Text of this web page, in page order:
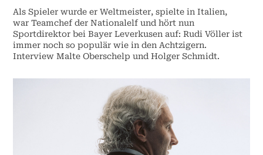
Als Spieler wurde er Weltmeister, spielte in Italien,
war Teamchef der Nationalelf und hört nun
Sportdirektor bei Bayer Leverkusen auf: Rudi Völler ist
immer noch so populär wie in den Achtzigern.
Interview Malte Oberschelp und Holger Schmidt.